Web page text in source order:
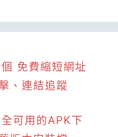
免費縮短網址
、連結追蹤
可用的APK下